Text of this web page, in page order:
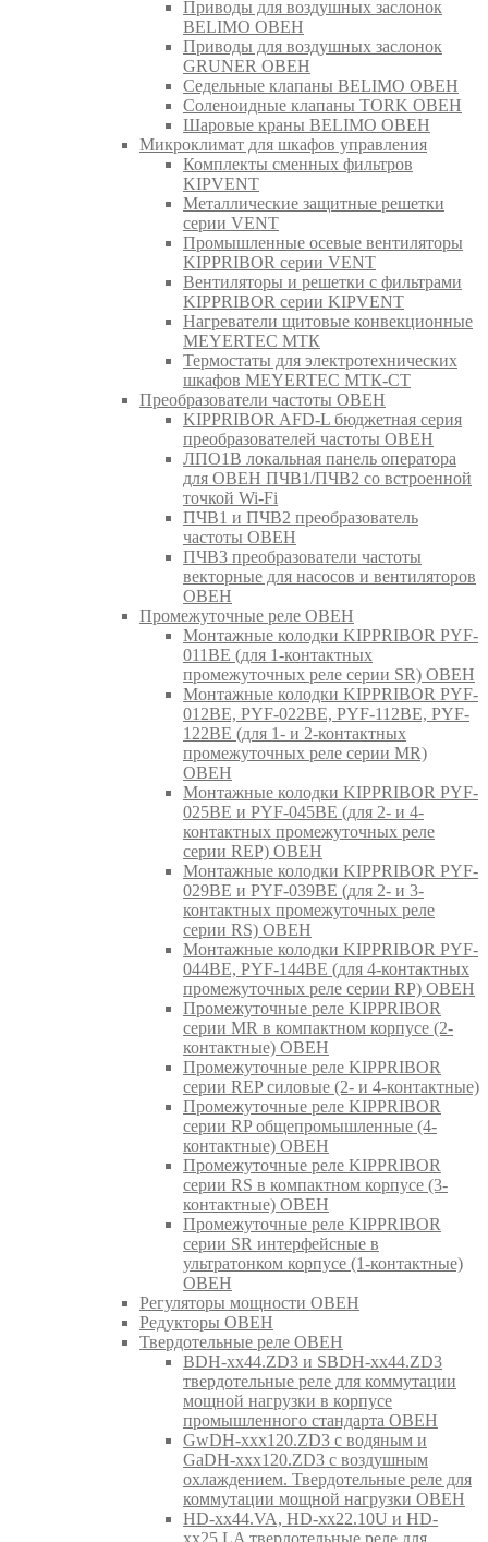
Приводы для воздушных заслонок
BELIMO ОВЕН
Приводы для воздушных заслонок
GRUNER ОВЕН
Седельные клапаны BELIMO ОВЕН
Соленоидные клапаны TORK ОВЕН
Шаровые краны BELIMO ОВЕН
Микроклимат для шкафов управления
Комплекты сменных фильтров
KIPVENT
Металлические защитные решетки
серии VENT
Промышленные осевые вентиляторы
KIPPRIBOR серии VENT
Вентиляторы и решетки с фильтрами
KIPPRIBOR серии KIPVENT
Нагреватели щитовые конвекционные
MEYERTEC МТК
Термостаты для электротехнических
шкафов MEYERTEC МТК-СТ
Преобразователи частоты ОВЕН
KIPPRIBOR AFD-L бюджетная серия
преобразователей частоты ОВЕН
ЛПО1В локальная панель оператора
для ОВЕН ПЧВ1/ПЧВ2 со встроенной
точкой Wi-Fi
ПЧВ1 и ПЧВ2 преобразователь
частоты ОВЕН
ПЧВ3 преобразователи частоты
векторные для насосов и вентиляторов
ОВЕН
Промежуточные реле ОВЕН
Монтажные колодки KIPPRIBOR PYF-
011BE (для 1-контактных
промежуточных реле серии SR) ОВЕН
Монтажные колодки KIPPRIBOR PYF-
012BE, PYF-022BE, PYF-112BE, PYF-
122BE (для 1- и 2-контактных
промежуточных реле серии MR)
ОВЕН
Монтажные колодки KIPPRIBOR PYF-
025BE и PYF-045BE (для 2- и 4-
контактных промежуточных реле
серии REP) ОВЕН
Монтажные колодки KIPPRIBOR PYF-
029BE и PYF-039BE (для 2- и 3-
контактных промежуточных реле
серии RS) ОВЕН
Монтажные колодки KIPPRIBOR PYF-
044BE, PYF-144BE (для 4-контактных
промежуточных реле серии RP) ОВЕН
Промежуточные реле KIPPRIBOR
серии MR в компактном корпусе (2-
контактные) ОВЕН
Промежуточные реле KIPPRIBOR
серии REP силовые (2- и 4-контактные)
Промежуточные реле KIPPRIBOR
серии RP общепромышленные (4-
контактные) ОВЕН
Промежуточные реле KIPPRIBOR
серии RS в компактном корпусе (3-
контактные) ОВЕН
Промежуточные реле KIPPRIBOR
серии SR интерфейсные в
ультратонком корпусе (1-контактные)
ОВЕН
Регуляторы мощности ОВЕН
Редукторы ОВЕН
Твердотельные реле ОВЕН
BDH-xx44.ZD3 и SBDH-xx44.ZD3
твердотельные реле для коммутации
мощной нагрузки в корпусе
промышленного стандарта ОВЕН
GwDH-xxx120.ZD3 с водяным и
GaDH-xxx120.ZD3 с воздушным
охлаждением. Твердотельные реле для
коммутации мощной нагрузки ОВЕН
HD-xx44.VA, HD-xx22.10U и HD-
xx25.LA твердотельные реле для